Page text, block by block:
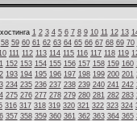
1 2 3 4 5 6 7 8 9 10 11 12 13
58 59 60 61 62 63 64 65 66 67 68 69 70
111 112 113 114 115 116 117 118 119
152 153 154 155 156 157 158 159 160
193 194 195 196 197 198 199 200 201
234 235 236 237 238 239 240 241 242
275 276 277 278 279 280 281 282 283
316 317 318 319 320 321 322 323 324
357 358 359 360 361 362 363 364 365